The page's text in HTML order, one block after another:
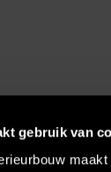
gebruik van